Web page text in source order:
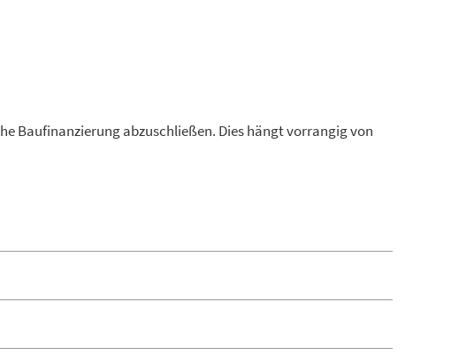
Baufinanzierung abzuschließen. Dies hängt vorrangig von